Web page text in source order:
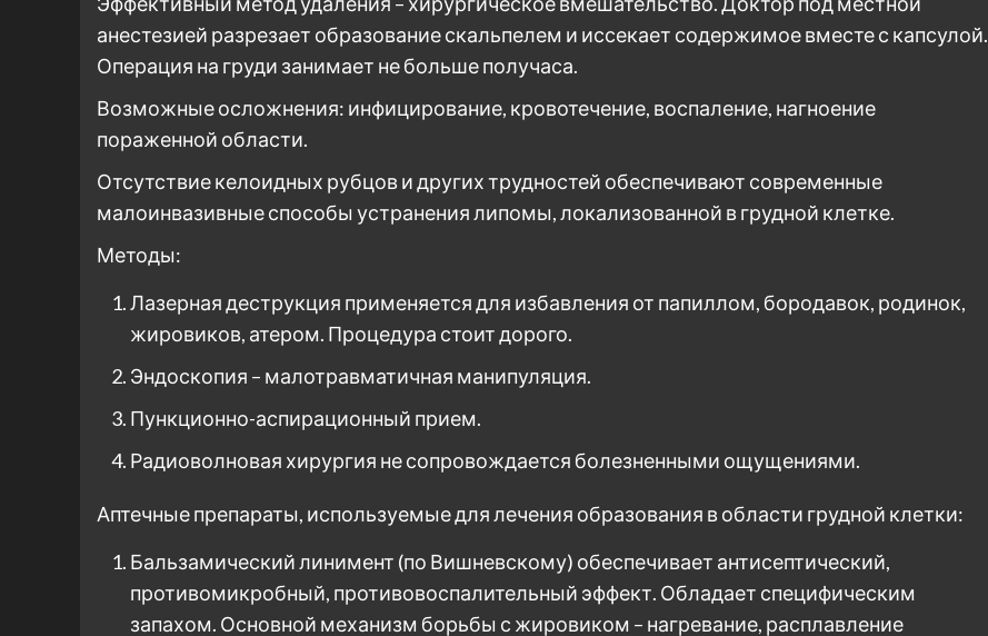
анестезией разрезает образование скальпелем и иссекает содержимое вместе с капсулой.
Операция на груди занимает не больше получаса.
Возможные осложнения: инфицирование, кровотечение, воспаление, нагноение
пораженной области.
Отсутствие келоидных рубцов и других трудностей обеспечивают современные
малоинвазивные способы устранения липомы, локализованной в грудной клетке.
Методы:
Лазерная деструкция применяется для избавления от папиллом, бородавок, родинок,
жировиков, атером. Процедура стоит дорого.
Эндоскопия – малотравматичная манипуляция.
Пункционно-аспирационный прием.
Радиоволновая хирургия не сопровождается болезненными ощущениями.
Аптечные препараты, используемые для лечения образования в области грудной клетки:
Бальзамический линимент (по Вишневскому) обеспечивает антисептический,
противомикробный, противовоспалительный эффект. Обладает специфическим
запахом. Основной механизм борьбы с жировиком – нагревание, расплавление